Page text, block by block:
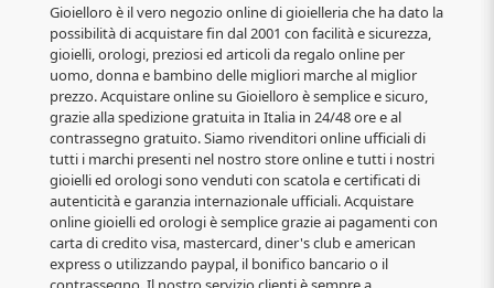
Gioielloro è il vero negozio online di gioielleria che ha dato la
possibilità di acquistare fin dal 2001 con facilità e sicurezza,
gioielli, orologi, preziosi ed articoli da regalo online per
uomo, donna e bambino delle migliori marche al miglior
prezzo. Acquistare online su Gioielloro è semplice e sicuro,
grazie alla spedizione gratuita in Italia in 24/48 ore e al
contrassegno gratuito. Siamo rivenditori online ufficiali di
tutti i marchi presenti nel nostro store online e tutti i nostri
gioielli ed orologi sono venduti con scatola e certificati di
autenticità e garanzia internazionale ufficiali. Acquistare
online gioielli ed orologi è semplice grazie ai pagamenti con
carta di credito visa, mastercard, diner's club e american
express o utilizzando paypal, il bonifico bancario o il